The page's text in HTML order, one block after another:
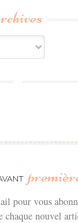
pour vous
nouvel